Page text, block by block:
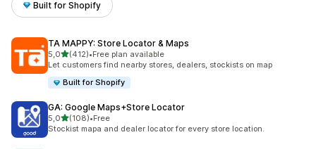
Built for Shopify
TA MAPPY: Store Locator & Maps
5,0stelle su 5
(412)
412 recensioni totali
•Free plan available
Let customers find nearby stores, dealers, stockists on map
Built for Shopify
GA: Google Maps+Store Locator
5,0stelle su 5
(108)
108 recensioni totali
•Free
Stockist mapa and dealer locator for every store location.